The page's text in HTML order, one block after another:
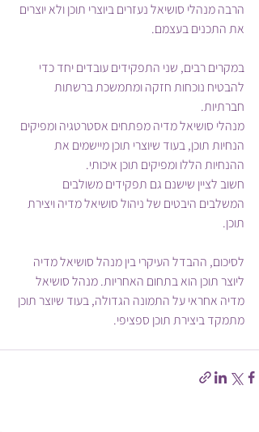
הרבה מנהלי סושיאל נעזרים ביוצרי תוכן ולא יוצרים
את התכנים בעצמם.
במקרים רבים, שני התפקידים עובדים יחד כדי
להבטיח נוכחות חזקה ומתמשכת ברשתות
חברתיות.
מנהלי סושיאל מדיה מפתחים אסטרטגיה ומפיקים
הנחיות תוכן, בעוד שיוצרי תוכן מיישמים את
ההנחיות הללו ומפיקים תוכן איכותי.
חשוב לציין שישנם גם תפקידים משולבים
המשלבים היבטים של ניהול סושיאל מדיה ויצירת
תוכן.
לסיכום, ההבדל העיקרי בין מנהל סושיאל מדיה
ליוצר תוכן הוא בתחום האחריות. מנהל סושיאל
מדיה אחראי על התמונה הגדולה, בעוד שיוצר תוכן
מתמקד ביצירת תוכן ספציפי.